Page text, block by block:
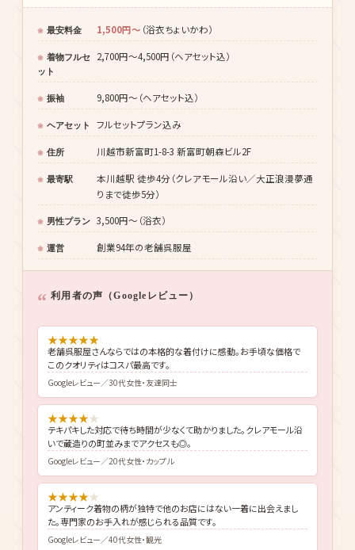
ット
振袖 9,800円〜（ヘアセット込）
りまで徒歩5分）
男性プラン 3,500円〜（浴衣）
利用者の声（Googleレビュー）
★★★★★
このクオリティはコスパ最高です。
Googleレビュー／30代女性・友達同士
★★★★★
いで蔵造りの町並みまでアクセスも◎。
Googleレビュー／20代女性・カップル
★★★★★
た。専門家のお手入れが感じられる品質です。
Googleレビュー／40代女性・観光